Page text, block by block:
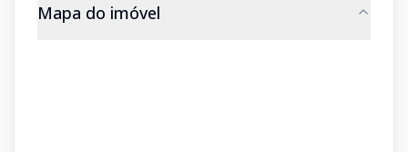
Mapa do imóvel